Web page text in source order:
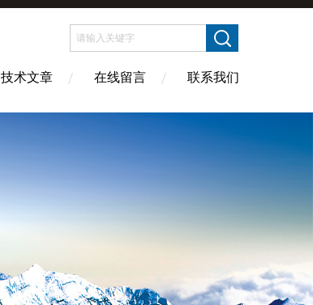
技术文章 在线留言 联系我们